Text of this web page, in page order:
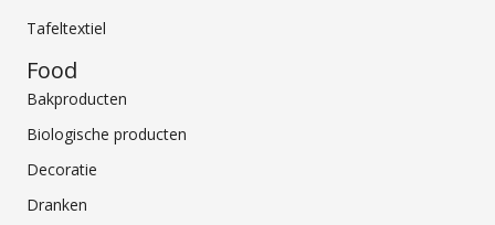
Tafeltextiel
Food
Bakproducten
Biologische producten
Decoratie
Dranken